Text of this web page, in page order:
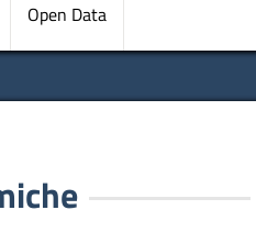
Open Data